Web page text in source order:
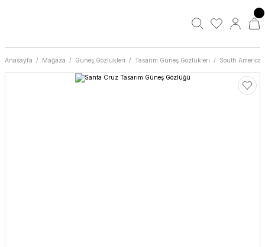
Anasayfa Mağaza Güneş Gözlükleri Tasarım Güneş Gözlükleri South America